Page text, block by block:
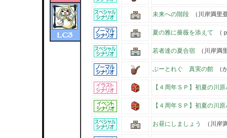
未来への階段 （川岸満里
夏の雅に薔薇を添えて （
若者達の夏合宿 （川岸満
ぶーとれぐ 真実の館 （
【４周年ＳＰ】初夏の川
【４周年ＳＰ】初夏の川
お昼にしましょう （川岸